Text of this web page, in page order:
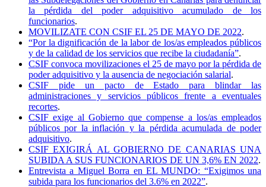
la pérdida del poder adquisitivo acumulado de los
funcionarios.
MOVILIZATE CON CSIF EL 25 DE MAYO DE 2022.
“Por la dignificación de la labor de los/as empleados públicos
y de la calidad de los servicios que recibe la ciudadanía”.
CSIF convoca movilizaciones el 25 de mayo por la pérdida de
poder adquisitivo y la ausencia de negociación salarial.
CSIF pide un pacto de Estado para blindar las
administraciones y servicios públicos frente a eventuales
recortes.
CSIF exige al Gobierno que compense a los/as empleados
públicos por la inflación y la pérdida acumulada de poder
adquisitivo.
CSIF EXIGIRÁ AL GOBIERNO DE CANARIAS UNA
SUBIDA A SUS FUNCIONARIOS DE UN 3,6% EN 2022.
Entrevista a Miguel Borra en EL MUNDO: “Exigimos una
subida para los funcionarios del 3.6% en 2022”.